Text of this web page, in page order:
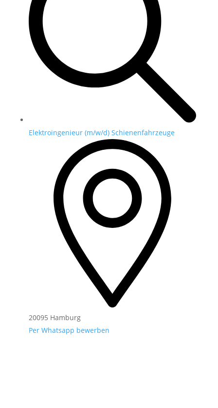
Elektroingenieur (m/w/d) Schienenfahrzeuge
20095 Hamburg
Per Whatsapp bewerben